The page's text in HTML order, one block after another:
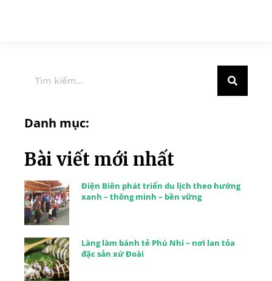
Danh mục:
Bài viết mới nhất
Điện Biên phát triển du lịch theo hướng
xanh – thông minh – bền vững
Làng làm bánh tẻ Phú Nhi – nơi lan tỏa
đặc sản xứ Đoài